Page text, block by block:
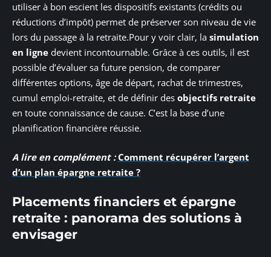
utiliser à bon escient les dispositifs existants (crédits ou
réductions d’impôt) permet de préserver son niveau de vie
lors du passage à la retraite.Pour y voir clair, la simulation
en ligne devient incontournable. Grâce à ces outils, il est
possible d’évaluer sa future pension, de comparer
différentes options, âge de départ, rachat de trimestres,
cumul emploi-retraite, et de définir des objectifs retraite
en toute connaissance de cause. C’est la base d’une
planification financière réussie.
A lire en complément : Comment récupérer l’argent
d’un plan épargne retraite ?
Placements financiers et épargne
retraite : panorama des solutions à
envisager